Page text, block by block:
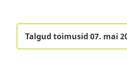
Talgud toimusid 07. mai